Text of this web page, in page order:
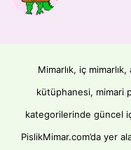
Mimarlık, iç
kütüphanesi, mimari
kategorilerinde güncel
PislikMimar.com’da yer